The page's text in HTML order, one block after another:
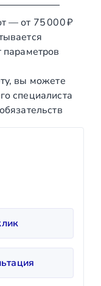
— от 75 000 ₽
параметров
вы можете
специалиста